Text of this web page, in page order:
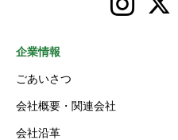
企業情報
ごあいさつ
会社概要・関連会社
会社沿革